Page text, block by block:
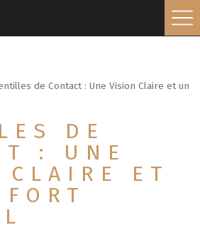
de Contact : Une Vision Claire et un
DE
: UNE
ET